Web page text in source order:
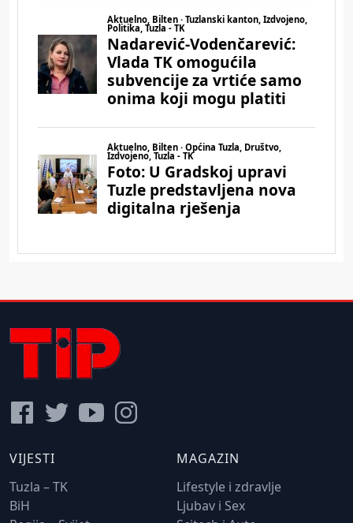
VIJESTI
Tuzla – TK
BiH
MAGAZIN
Lifestyle i zdravlje
Ljubav i Sex